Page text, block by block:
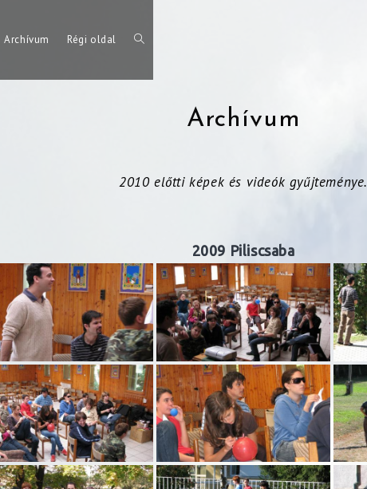
Archívum Régi oldal
Archívum
2010 előtti képek és videók gyűjteménye.
2009 Piliscsaba